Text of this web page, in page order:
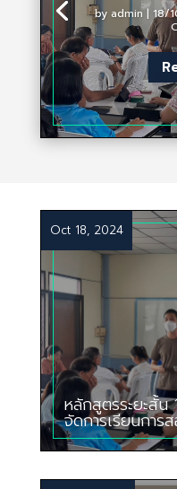
by admin| 18/
หลักสูตรระยะสั้น
จัดการเรียนการ
Oct 18, 2024